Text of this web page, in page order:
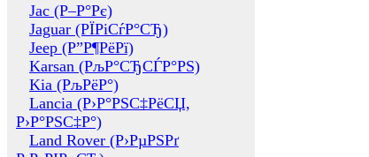
Jac (Р–Р°Рє)
Jaguar (РЇРіСѓР°СЂ)
Jeep (Р”Р¶РёРї)
Karsan (РљР°СЂСЃР°РЅ)
Kia (РљРёР°)
Lancia (Р›Р°РЅС‡РёСЏ,
Р›Р°РЅС‡Р°)
Land Rover (Р›РµРЅРґ